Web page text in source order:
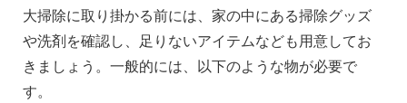
大掃除に取り掛かる前には、家の中にある掃除グッズ
や洗剤を確認し、足りないアイテムなども用意してお
きましょう。一般的には、以下のような物が必要で
す。